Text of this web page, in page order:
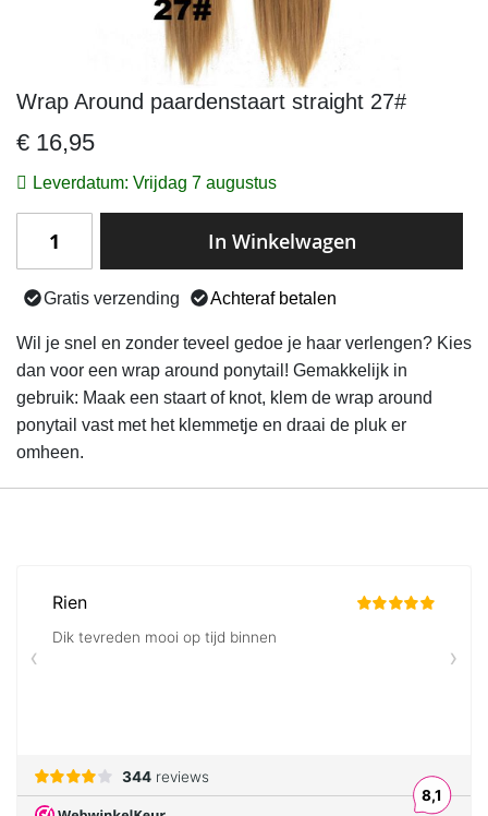
Ga
het
begin
Wrap Around paardenstaart straight 27#
€ 16,95
Leverdatum: Vrijdag 7 augustus
In Winkelwagen
Gratis verzending Achteraf betalen
Wil je snel en zonder teveel gedoe je haar verlengen? Kies
dan voor een wrap around ponytail! Gemakkelijk in
gebruik: Maak een staart of knot, klem de wrap around
ponytail vast met het klemmetje en draai de pluk er
omheen.